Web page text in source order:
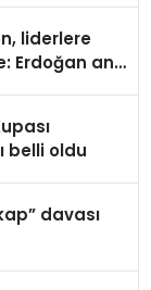
liderlere
Erdoğan and
belli oldu
davası